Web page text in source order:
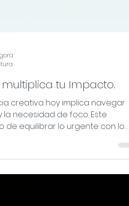
tu Impacto.
creativa hoy implica navegar
necesidad de foco. Este
de equilibrar lo urgente con lo